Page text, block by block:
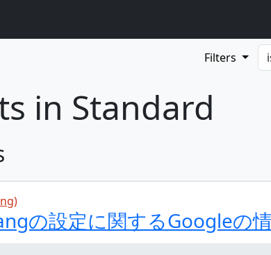
Filters
in Standard
の設定に関するGoogleの